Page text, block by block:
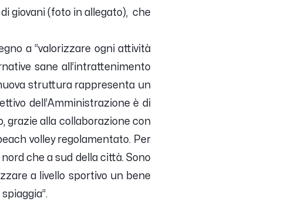
giovani (foto in allegato), che
a “valorizzare ogni attività
sane all’intrattenimento
struttura rappresenta un
dell’Amministrazione è di
grazie alla collaborazione con
volley regolamentato. Per
che a sud della città. Sono
a livello sportivo un bene